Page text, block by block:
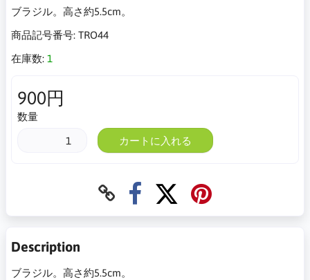
ブラジル。高さ約5.5cm。
商品記号番号: TRO44
在庫数: 1
900円
数量
カートに入れる
Description
ブラジル。高さ約5.5cm。